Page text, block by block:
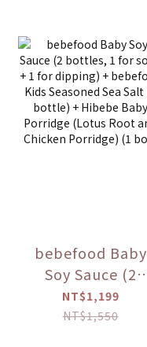
bebefood Baby
Soy Sauce (2
bottles, 1 for
soup + 1 for
NT$1,199
NT$1,550